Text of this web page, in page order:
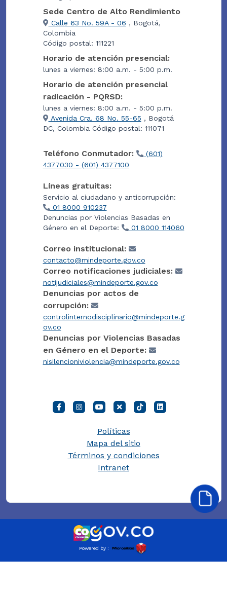
Sede Centro de Alto Rendimiento
Calle 63 No. 59A - 06 , Bogotá,
Colombia
Código postal: 111221
Horario de atención presencial:
lunes a viernes: 8:00 a.m. - 5:00 p.m.
Horario de atención presencial
radicación - PQRSD:
lunes a viernes: 8:00 a.m. - 5:00 p.m.
Avenida Cra. 68 No. 55-65 , Bogotá
DC, Colombia Código postal: 111071
Teléfono Conmutador:
(601)
4377030 - (601) 4377100
Líneas gratuitas:
Servicio al ciudadano y anticorrupción:
01 8000 910237
Denuncias por Violencias Basadas en
Género en el Deporte:
01 8000 114060
Correo institucional:
contacto@mindeporte.gov.co
Correo notificaciones judiciales:
notijudiciales@mindeporte.gov.co
Denuncias por actos de
corrupción:
controlinternodisciplinario@mindeporte.g
ov.co
Denuncias por Violencias Basadas
en Género en el Deporte:
nisilencioniviolencia@mindeporte.gov.co
Políticas
Mapa del sitio
Términos y condiciones
Intranet
Powered by :